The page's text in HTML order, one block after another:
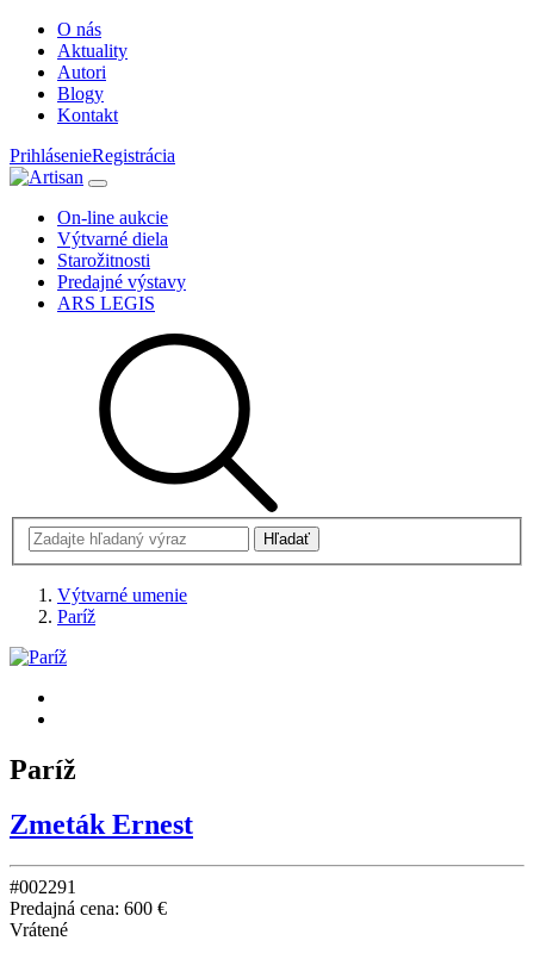
O nás
Aktuality
Autori
Blogy
Kontakt
PrihlásenieRegistrácia
On-line aukcie
Výtvarné diela
Starožitnosti
Predajné výstavy
ARS LEGIS
Výtvarné umenie
Paríž
Paríž
Zmeták Ernest
#002291
Predajná cena: 600 €
Vrátené